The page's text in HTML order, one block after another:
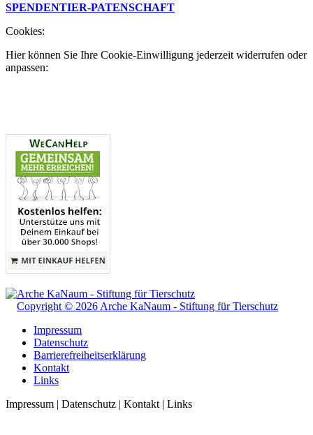
SPENDENTIER-PATENSCHAFT
Cookies:
Hier können Sie Ihre Cookie-Einwilligung jederzeit widerrufen oder
anpassen:
Copyright © 2026 Arche KaNaum - Stiftung für Tierschutz
Impressum
Datenschutz
Barrierefreiheitserklärung
Kontakt
Links
Impressum | Datenschutz | Kontakt | Links